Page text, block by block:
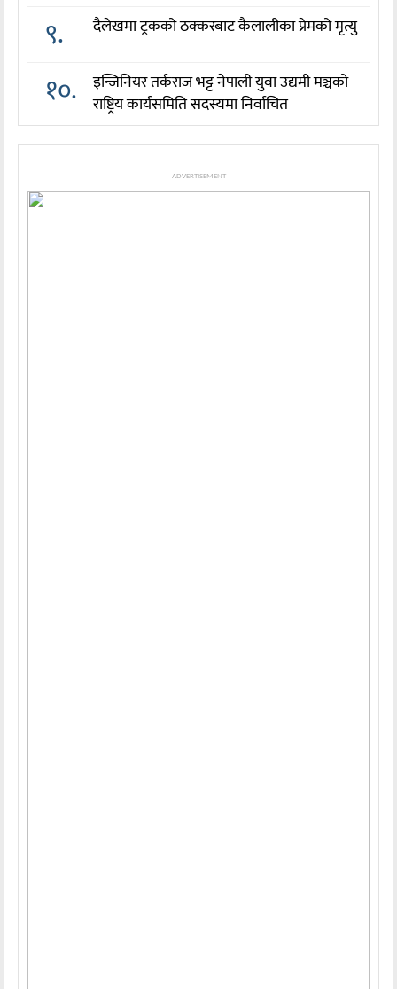
९. दैलेखमा ट्रकको ठक्करबाट कैलालीका प्रेमको मृत्यु
१०.
इन्जिनियर तर्कराज भट्ट नेपाली युवा उद्यमी मञ्चको
राष्ट्रिय कार्यसमिति सदस्यमा निर्वाचित
ADVERTISEMENT